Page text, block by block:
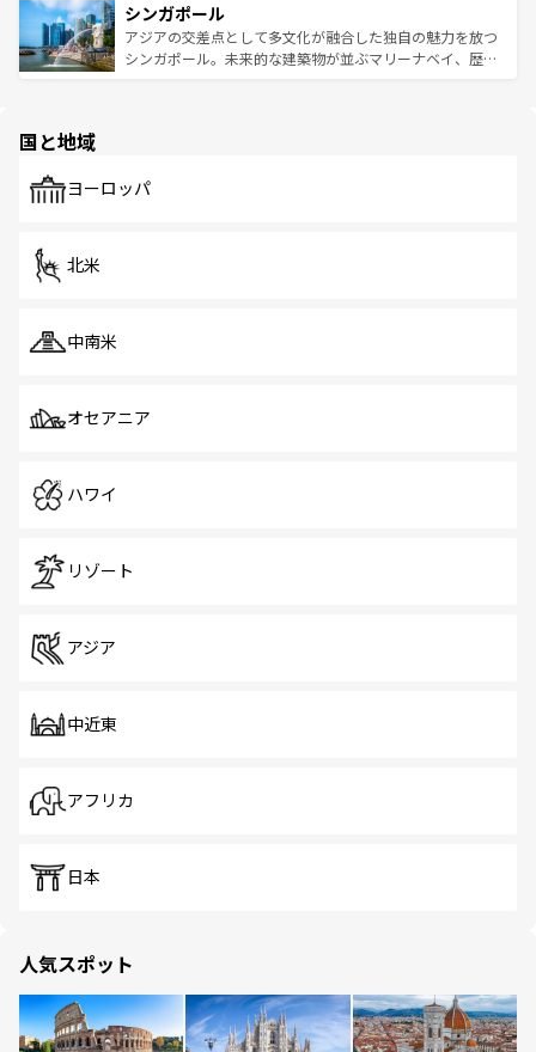
参照してほしい。
激する。気候は一年中温暖で、どの季節にも異なる楽しみ
が待っている。親しみやすいタイの人々、仏教を中心とし
た文化、そして多様な観光資源が、訪れる旅人を魅了し続
み、どこを訪れても感動するはず。観光スポットが密集し
ており、効率よく見どころを回れるのも魅力。息をのむよ
うな絶景から文化的な体験まで、香港を存分に楽しみ尽く
シンガポール
アジアの交差点として多文化が融合した独自の魅力を放つ
シンガポール。未来的な建築物が並ぶマリーナベイ、歴史
で、ホーカーズは地元の風情を楽しめる外せないスポット
国と地域
ヨーロッパ
北米
中南米
オセアニア
ハワイ
リゾート
アジア
中近東
アフリカ
日本
人気スポット